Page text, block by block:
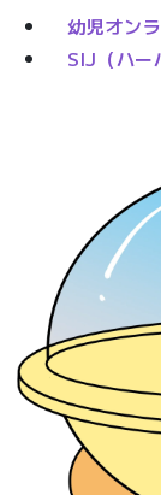
幼児オン
SIJ（ハー